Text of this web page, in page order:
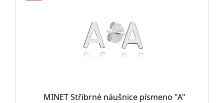
MINET Stříbrné náušnice písmeno "A"